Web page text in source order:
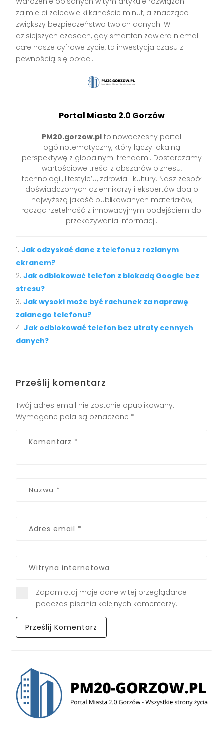
zajmie ci zaledwie kilkanaście minut, a znacząco
zwiększy bezpieczeństwo twoich danych. W
dzisiejszych czasach, gdy smartfon zawiera niemal
całe nasze cyfrowe życie, ta inwestycja czasu z
pewnością się opłaci.
Portal Miasta 2.0 Gorzów
PM20.gorzow.pl to nowoczesny portal
ogólnotematyczny, który łączy lokalną
perspektywę z globalnymi trendami. Dostarczamy
wartościowe treści z obszarów biznesu,
technologii, lifestyle’u, zdrowia i kultury. Nasz zespół
doświadczonych dziennikarzy i ekspertów dba o
najwyższą jakość publikowanych materiałów,
łącząc rzetelność z innowacyjnym podejściem do
przekazywania informacji.
Jak odzyskać dane z telefonu z rozlanym
ekranem?
Jak odblokować telefon z blokadą Google bez
stresu?
Jak wysoki może być rachunek za naprawę
zalanego telefonu?
Jak odblokować telefon bez utraty cennych
danych?
Prześlij komentarz
Twój adres email nie zostanie opublikowany.
Wymagane pola są oznaczone *
Zapamiętaj moje dane w tej przeglądarce
podczas pisania kolejnych komentarzy.